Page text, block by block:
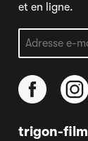
et en ligne.
trigon-film